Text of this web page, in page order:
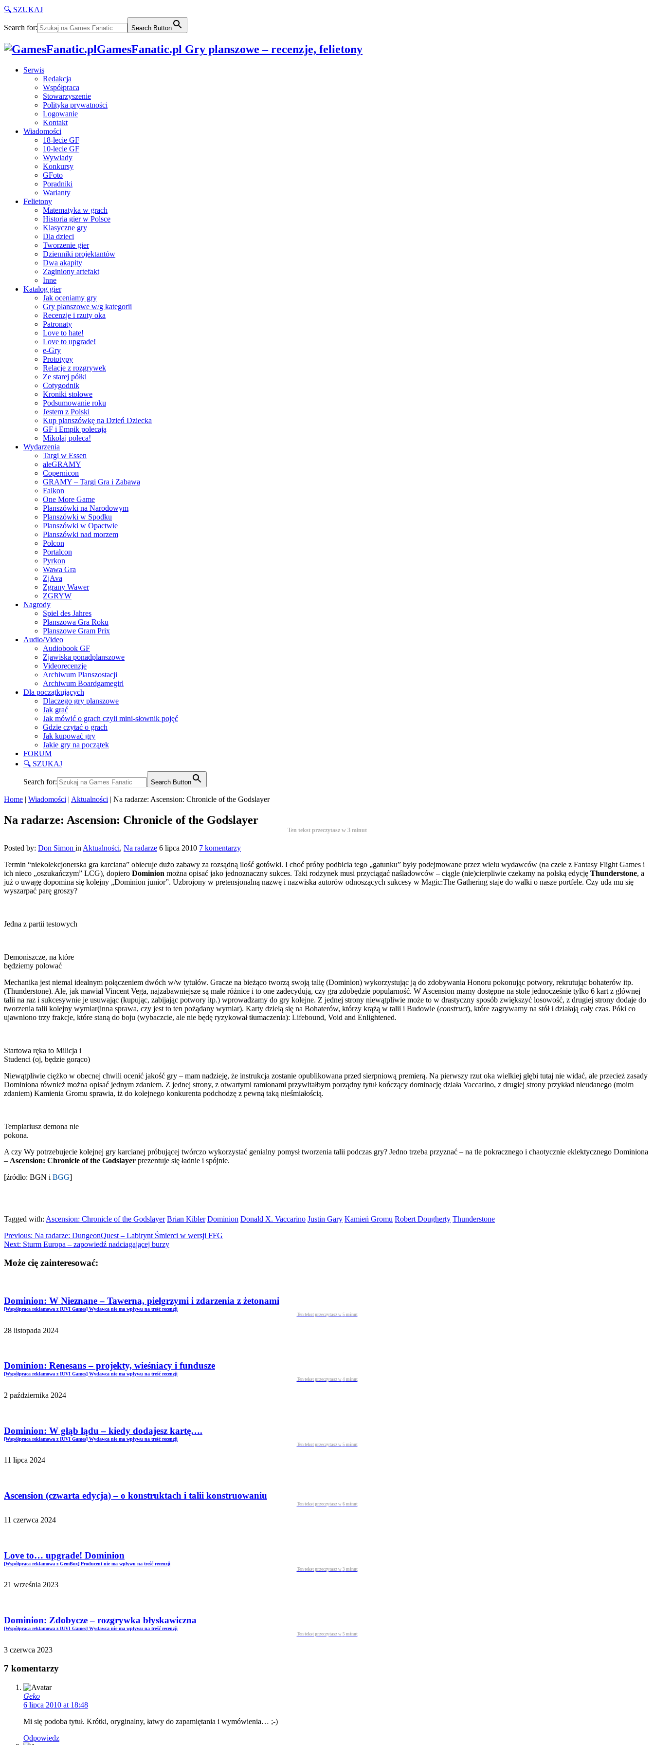
🔍 SZUKAJ
Search for: Search Button
GamesFanatic.pl Gry planszowe – recenzje, felietony
Serwis
Redakcja
Współpraca
Stowarzyszenie
Polityka prywatności
Logowanie
Kontakt
Wiadomości
18-lecie GF
10-lecie GF
Wywiady
Konkursy
GFoto
Poradniki
Warianty
Felietony
Matematyka w grach
Historia gier w Polsce
Klasyczne gry
Dla dzieci
Tworzenie gier
Dzienniki projektantów
Dwa akapity
Zaginiony artefakt
Inne
Katalog gier
Jak oceniamy gry
Gry planszowe w/g kategorii
Recenzje i rzuty oka
Patronaty
Love to hate!
Love to upgrade!
e-Gry
Prototypy
Relacje z rozgrywek
Ze starej półki
Cotygodnik
Kroniki stołowe
Podsumowanie roku
Jestem z Polski
Kup planszówkę na Dzień Dziecka
GF i Empik polecają
Mikołaj poleca!
Wydarzenia
Targi w Essen
aleGRAMY
Copernicon
GRAMY – Targi Gra i Zabawa
Falkon
One More Game
Planszówki na Narodowym
Planszówki w Spodku
Planszówki w Opactwie
Planszówki nad morzem
Polcon
Portalcon
Pyrkon
Wawa Gra
ZjAva
Zgrany Wawer
ZGRYW
Nagrody
Spiel des Jahres
Planszowa Gra Roku
Planszowe Gram Prix
Audio/Video
Audiobook GF
Zjawiska ponadplanszowe
Videorecenzje
Archiwum Planszostacji
Archiwum Boardgamegirl
Dla początkujących
Dlaczego gry planszowe
Jak grać
Jak mówić o grach czyli mini-słownik pojęć
Gdzie czytać o grach
Jak kupować gry
Jakie gry na początek
FORUM
🔍 SZUKAJ
Search for: Search Button
Home | Wiadomości | Aktualności | Na radarze: Ascension: Chronicle of the Godslayer
Na radarze: Ascension: Chronicle of the Godslayer
Ten tekst przeczytasz w 3 minut
Posted by: Don Simon in Aktualności, Na radarze 6 lipca 2010 7 komentarzy
Termin “niekolekcjonerska gra karciana” obiecuje dużo zabawy za rozsądną ilość gotówki. I choć próby podbicia tego „gatunku” były podejmowane przez wielu wydawców (na czele z Fantasy Flight Games i
ich nieco „oszukańczym” LCG), dopiero Dominion można opisać jako jednoznaczny sukces. Taki rodzynek musi przyciągać naśladowców – ciągle (nie)cierpliwie czekamy na polską edycję Thunderstone, a
już o uwagę dopomina się kolejny „Dominion junior”. Uzbrojony w pretensjonalną nazwę i nazwiska autorów odnoszących sukcesy w Magic:The Gathering staje do walki o nasze portfele. Czy uda mu się
wyszarpać parę groszy?
Jedna z partii testowych
Demoniszcze, na które
będziemy polować
Mechanika jest niemal idealnym połączeniem dwóch w/w tytułów. Gracze na bieżąco tworzą swoją talię (Dominion) wykorzystując ją do zdobywania Honoru pokonując potwory, rekrutując bohaterów itp.
(Thunderstone). Ale, jak mawiał Vincent Vega, najzabawniejsze są małe różnice i to one zadecydują, czy gra zdobędzie popularność. W Ascension mamy dostępne na stole jednocześnie tylko 6 kart z głównej
talii na raz i sukcesywnie je usuwając (kupując, zabijając potwory itp.) wprowadzamy do gry kolejne. Z jednej strony niewątpliwie może to w drastyczny sposób zwiększyć losowość, z drugiej strony dodaje do
tworzenia talii kolejny wymiar(inna sprawa, czy jest to ten pożądany wymiar). Karty dzielą się na Bohaterów, którzy krążą w talii i Budowle (construct), które zagrywamy na stół i działają cały czas. Póki co
ujawniono trzy frakcje, które staną do boju (wybaczcie, ale nie będę ryzykował tłumaczenia): Lifebound, Void and Enlightened.
Startowa ręka to Milicja i
Studenci (oj, będzie gorąco)
Niewątpliwie ciężko w obecnej chwili ocenić jakość gry – mam nadzieję, że instrukcja zostanie opublikowana przed sierpniową premierą. Na pierwszy rzut oka wielkiej głębi tutaj nie widać, ale przecież zasady
Dominiona również można opisać jednym zdaniem. Z jednej strony, z otwartymi ramionami przywitałbym porządny tytuł kończący dominację działa Vaccarino, z drugiej strony przykład nieudanego (moim
zdaniem) Kamienia Gromu sprawia, iż do kolejnego konkurenta podchodzę z pewną taką nieśmiałością.
Templariusz demona nie
pokona.
A czy Wy potrzebujecie kolejnej gry karcianej próbującej twórczo wykorzystać genialny pomysł tworzenia talii podczas gry? Jedno trzeba przyznać – na tle pokracznego i chaotycznie eklektycznego Dominiona
– Ascension: Chronicle of the Godslayer prezentuje się ładnie i spójnie.
[źródło: BGN i BGG]
Tagged with: Ascension: Chronicle of the Godslayer Brian Kibler Dominion Donald X. Vaccarino Justin Gary Kamień Gromu Robert Dougherty Thunderstone
Previous: Na radarze: DungeonQuest – Labirynt Śmierci w wersji FFG
Next: Sturm Europa – zapowiedź nadciagającej burzy
Może cię zainteresować:
Dominion: W Nieznane – Tawerna, pielgrzymi i zdarzenia z żetonami
[Współpraca reklamowa z IUVI Games] Wydawca nie ma wpływu na treść recenzji
Ten tekst przeczytasz w 5 minut
28 listopada 2024
Dominion: Renesans – projekty, wieśniacy i fundusze
[Współpraca reklamowa z IUVI Games] Wydawca nie ma wpływu na treść recenzji
Ten tekst przeczytasz w 4 minut
2 października 2024
Dominion: W głąb lądu – kiedy dodajesz kartę….
[Współpraca reklamowa z IUVI Games] Wydawca nie ma wpływu na treść recenzji
Ten tekst przeczytasz w 5 minut
11 lipca 2024
Ascension (czwarta edycja) – o konstruktach i talii konstruowaniu
Ten tekst przeczytasz w 6 minut
11 czerwca 2024
Love to… upgrade! Dominion
[Współpraca reklamowa z GemBox] Producent nie ma wpływu na treść recenzji
Ten tekst przeczytasz w 3 minut
21 września 2023
Dominion: Zdobycze – rozgrywka błyskawiczna
[Współpraca reklamowa z IUVI Games] Wydawca nie ma wpływu na treść recenzji
Ten tekst przeczytasz w 5 minut
3 czerwca 2023
7 komentarzy
Geko
6 lipca 2010 at 18:48
Mi się podoba tytuł. Krótki, oryginalny, łatwy do zapamiętania i wymówienia… ;-)
Odpowiedz